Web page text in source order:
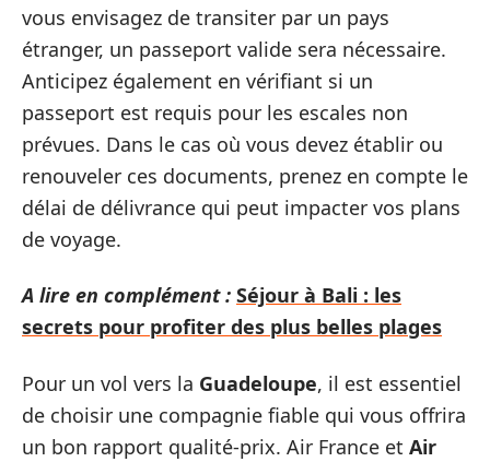
vous envisagez de transiter par un pays
étranger, un passeport valide sera nécessaire.
Anticipez également en vérifiant si un
passeport est requis pour les escales non
prévues. Dans le cas où vous devez établir ou
renouveler ces documents, prenez en compte le
délai de délivrance qui peut impacter vos plans
de voyage.
A lire en complément : Séjour à Bali : les
secrets pour profiter des plus belles plages
Pour un vol vers la Guadeloupe, il est essentiel
de choisir une compagnie fiable qui vous offrira
un bon rapport qualité-prix. Air France et Air